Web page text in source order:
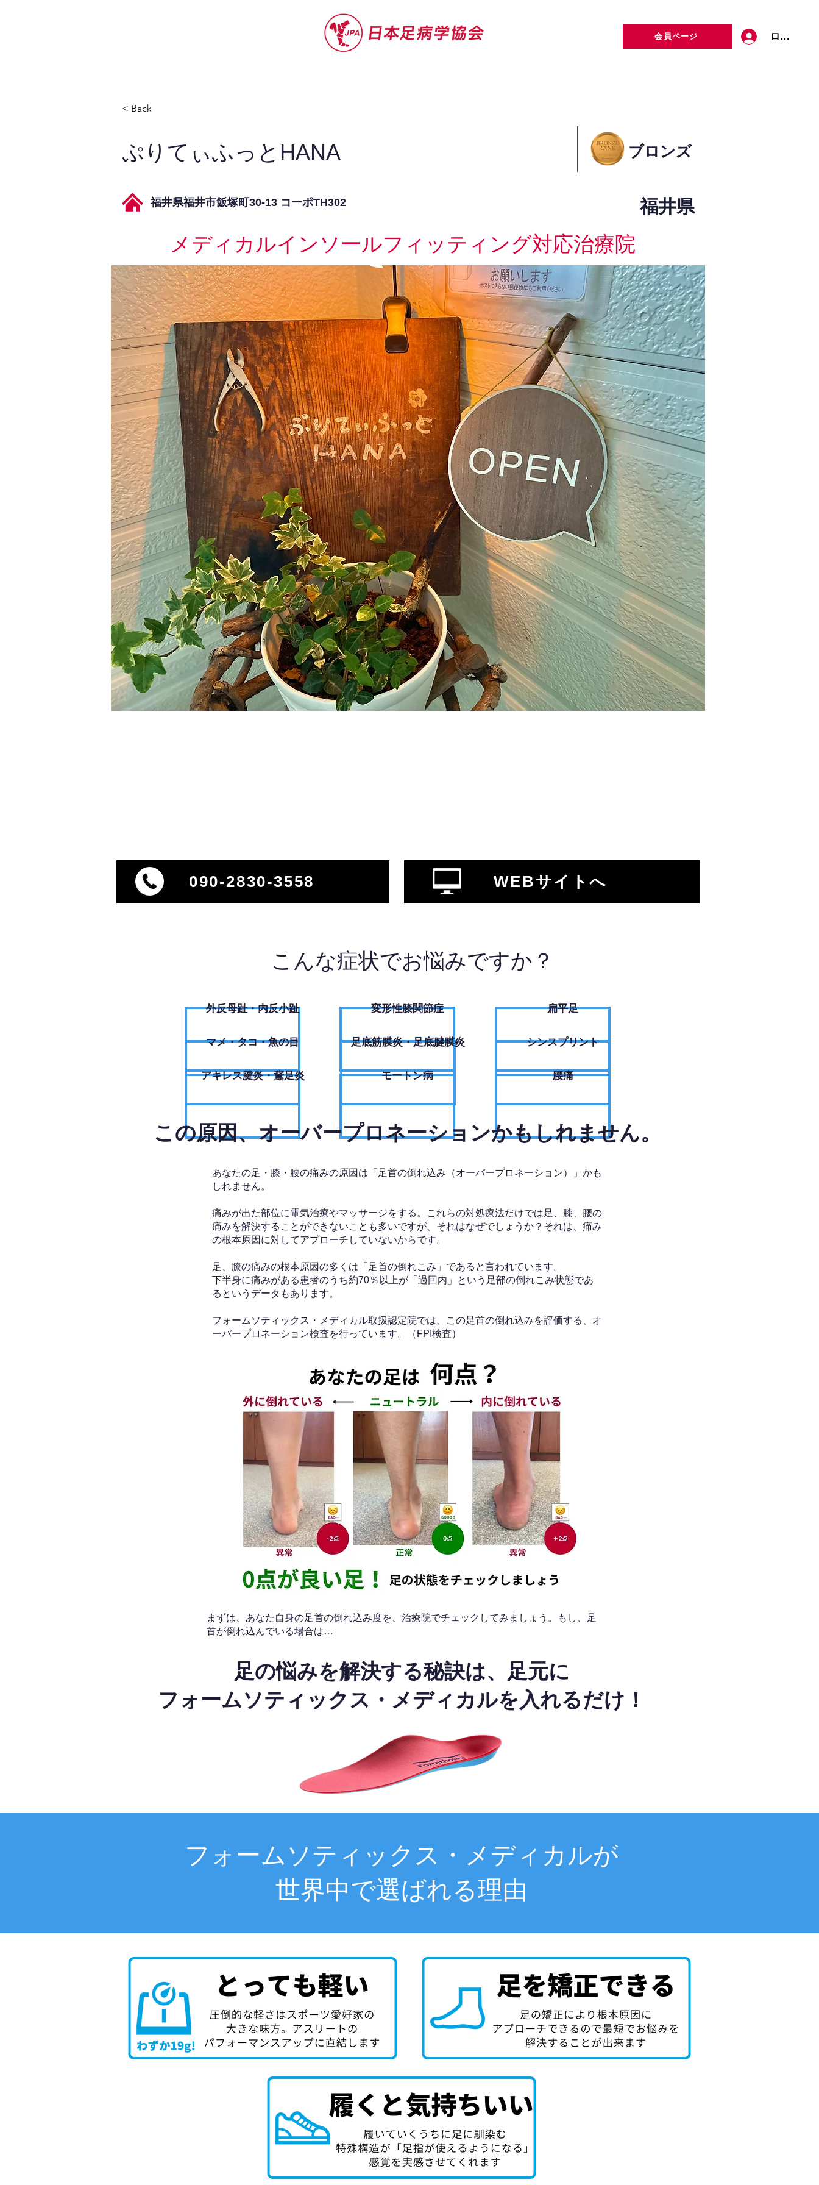
会員ページ ログイン
< Back
ぷりてぃふっとHANA ブロンズ
福井県福井市飯塚町30-13 コーポTH302 福井県
メディカルインソールフィッティング対応治療院
090-2830-3558 WEBサイトへ
こんな症状でお悩みですか？
外反母趾・内反小趾
​マメ・タコ・魚の目
アキレス腱炎・鵞足炎
変形性膝関節症
足底筋膜炎・足底腱膜炎
モートン病
扁平足
シンスプリント
腰痛
​この原因、オーバープロネーションかもしれません。
あなたの足・膝・腰の痛みの原因は「足首の倒れ込み（オーバープロネーション）」かも
しれません。
痛みが出た部位に電気治療やマッサージをする。これらの対処療法だけでは足、膝、腰の
痛みを解決することができないことも多いですが、それはなぜでしょうか？それは、痛み
の根本原因に対してアプローチしていないからです。
足、膝の痛みの根本原因の多くは「足首の倒れこみ」であると言われています。
下半身に痛みがある患者のうち約70％以上が「過回内」という足部の倒れこみ状態であ
るというデータもあります。
フォームソティックス・メディカル取扱認定院では、この足首の倒れ込みを評価する、オ
ーバープロネーション検査を行っています。（FPI検査）​
​まずは、あなた自身の足首の倒れ込み度を、治療院でチェックしてみましょう。もし、足
首が倒れ込んでいる場合は…
足の悩みを解決する秘訣は、足元に
フォームソティックス・メディカルを入れるだけ！
フォームソティックス・メディカルが
世界中で選ばれる理由